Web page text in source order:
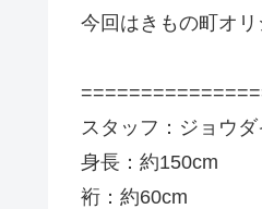
今回はきもの町オ
スタッフ：ジョウダ
身長：約150cm
裄：約60cm